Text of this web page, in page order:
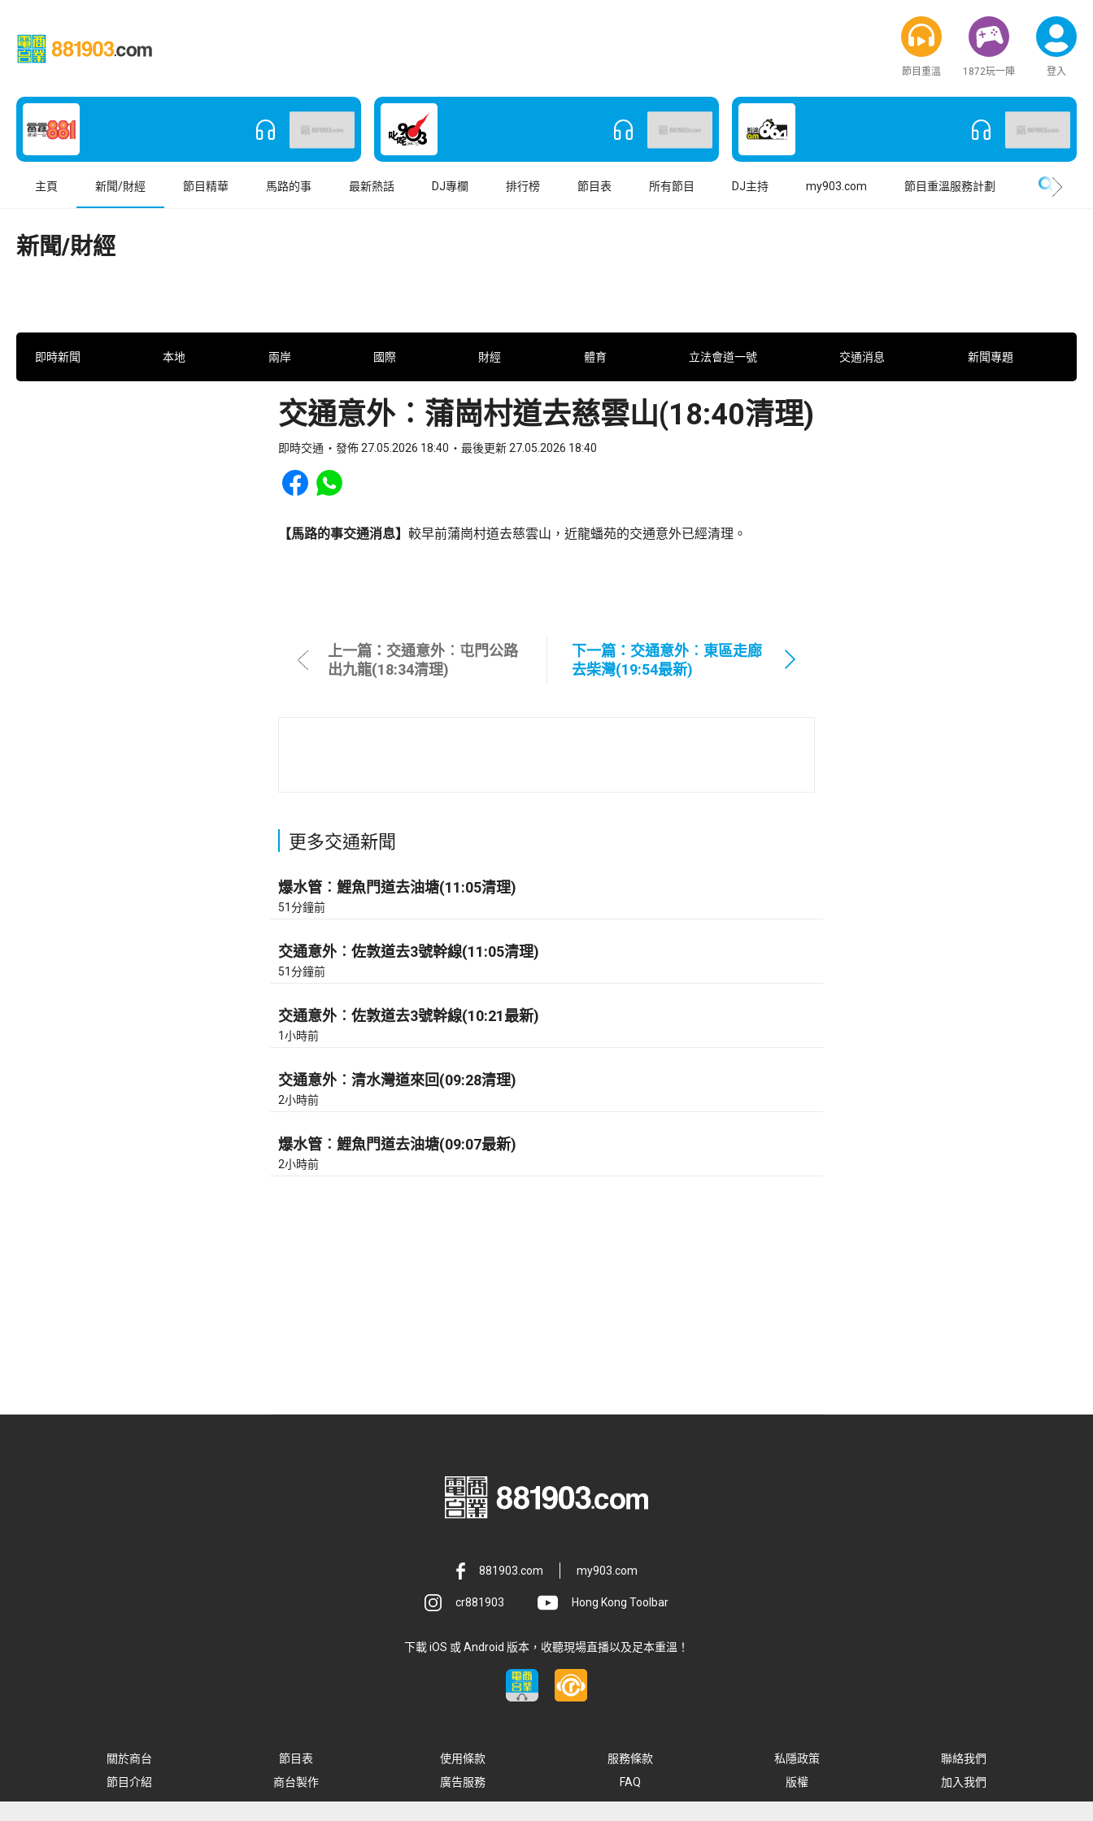
節目重溫 1872玩一陣 登入
主頁 新聞/財經 節目精華 馬路的事 最新熱話 DJ專欄 排行榜 節目表 所有節目 DJ主持 my903.com 節目重溫服務計劃
新聞/財經
即時新聞 本地 兩岸 國際 財經 體育 立法會道一號 交通消息 新聞專題
交通意外︰蒲崗村道去慈雲山(18:40清理)
即時交通 發佈 27.05.2026 18:40 最後更新 27.05.2026 18:40
Share to Facebook
Share to WhatsApp
【馬路的事交通消息】 較早前蒲崗村道去慈雲山，近龍蟠苑的交通意外已經清理。
上一篇：交通意外︰屯門公路
出九龍(18:34清理)
下一篇：交通意外︰東區走廊
去柴灣(19:54最新)
更多交通新聞
爆水管︰鯉魚門道去油塘(11:05清理)
51分鐘前
交通意外︰佐敦道去3號幹線(11:05清理)
51分鐘前
交通意外︰佐敦道去3號幹線(10:21最新)
1小時前
交通意外︰清水灣道來回(09:28清理)
2小時前
爆水管︰鯉魚門道去油塘(09:07最新)
2小時前
881903.com my903.com
cr881903 Hong Kong Toolbar
下載 iOS 或 Android 版本，收聽現場直播以及足本重溫！
關於商台 節目表 使用條款 服務條款 私隱政策
聯絡我們
節目介紹
商台製作 廣告服務 FAQ 版權 加入我們